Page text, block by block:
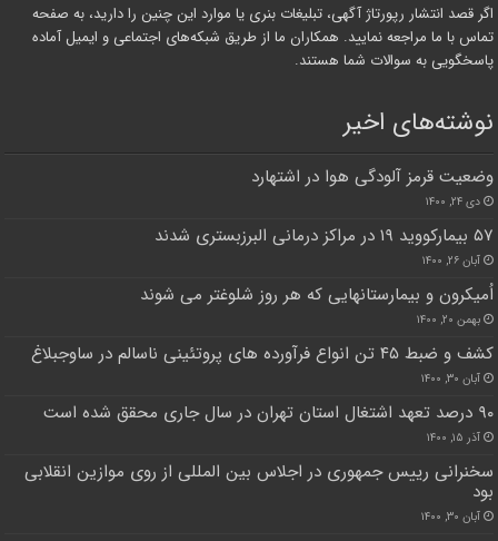
اگر قصد انتشار رپورتاژ آگهی، تبلیغات بنری یا موارد این چنین را دارید، به صفحه
تماس با ما مراجعه نمایید. همکاران ما از طریق شبکه‌های اجتماعی و ایمیل آماده
پاسخگویی به سوالات شما هستند.
نوشته‌های اخیر
وضعیت قرمز آلودگی هوا در اشتهارد
دی ۲۴, ۱۴۰۰
۵۷ بیمارکووید ۱۹ در مراکز درمانی البرزبستری شدند
آبان ۲۶, ۱۴۰۰
اُمیکرون و بیمارستانهایی که هر روز شلوغتر می شوند
بهمن ۲۰, ۱۴۰۰
کشف و ضبط ۴۵ تن انواع فرآورده های پروتئینی ناسالم در ساوجبلاغ
آبان ۳۰, ۱۴۰۰
۹۰ درصد تعهد اشتغال استان تهران در سال جاری محقق شده است
آذر ۱۵, ۱۴۰۰
سخنرانی رییس جمهوری در اجلاس بین المللی از روی موازین انقلابی
بود
آبان ۳۰, ۱۴۰۰